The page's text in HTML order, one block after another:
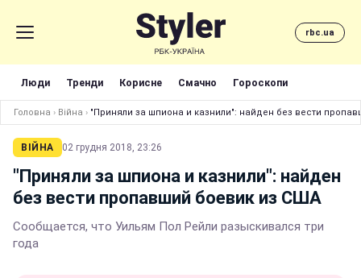
rbc.ua
Люди Тренди Корисне Смачно Гороскопи
Головна › Війна › "Приняли за шпиона и казнили": найден без вести
ВІЙНА 02 грудня 2018, 23:26
"Приняли за шпиона и казнили": найден
без вести пропавший боевик из США
Сообщается, что Уильям Пол Рейли разыскивался три
года